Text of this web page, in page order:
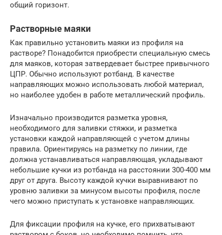
общий горизонт.
Растворные маяки
Как правильно установить маяки из профиля на
растворе? Понадобится приобрести специальную смесь
для маяков, которая затвердевает быстрее привычного
ЦПР. Обычно используют ротбанд. В качестве
направляющих можно использовать любой материал,
но наиболее удобен в работе металлический профиль.
Изначально производится разметка уровня,
необходимого для заливки стяжки, и разметка
установки каждой направляющей с учетом длины
правила. Ориентируясь на разметку по линии, где
должна устанавливаться направляющая, укладывают
небольшие кучки из ротбанда на расстоянии 300-400 мм
друг от друга. Высоту каждой кучки выравнивают по
уровню заливки за минусом высоты профиля, после
чего можно приступать к установке направляющих.
Для фиксации профиля на кучке, его прихватывают